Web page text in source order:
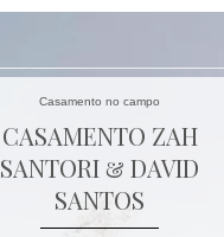
Casamento no campo
CASAMENTO ZAH
SANTORI & DAVID
SANTOS